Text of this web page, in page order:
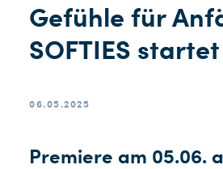
Gefühle für
SOFTIES
06.05.2025
Premiere am 05.06.